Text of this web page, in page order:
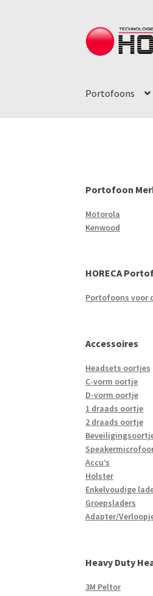
Ga
door
Ga
direct
inhoud
Portofoons
Portofoon
Motorola
Kenwood
HORECA
Portofoons voor
Accessoires
Headsets oortjes
C-vorm oortje
D-vorm oortje
1 draads oortje
2 draads oortje
Accu’s
Holster
Enkelvoudige
Groepsladers
Adapter/
Heavy Duty
3M Peltor